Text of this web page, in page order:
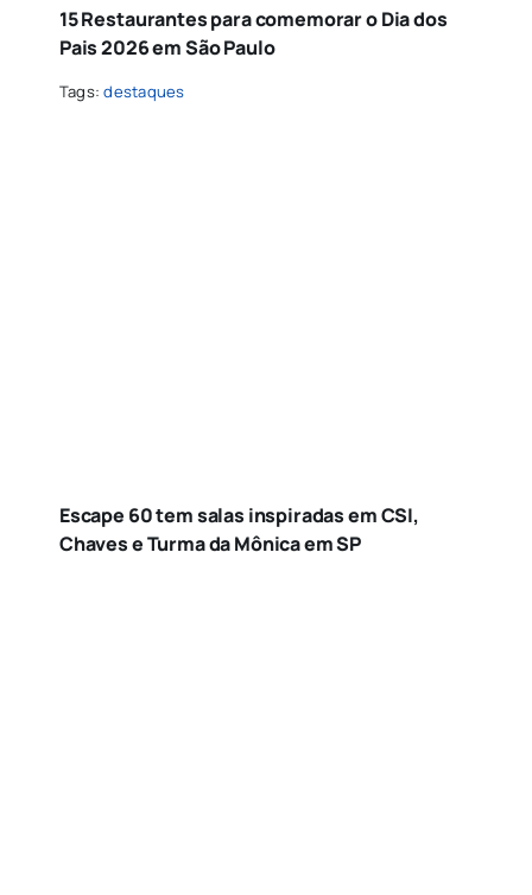
15 Restaurantes para comemorar o Dia dos
Pais 2026 em São Paulo
Tags:destaques
Escape 60 tem salas inspiradas em CSI,
Chaves e Turma da Mônica em SP